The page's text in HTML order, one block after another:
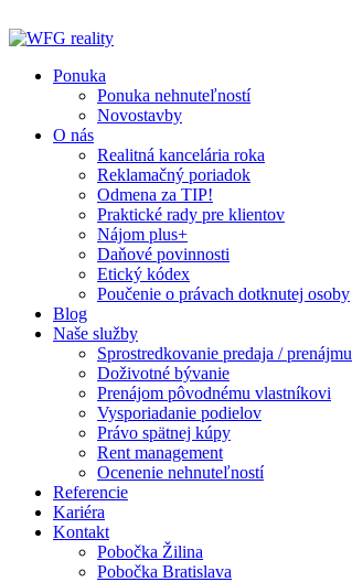
na
Ponuka
Ponuka nehnuteľností
Novostavby
O nás
Realitná kancelária roka
Reklamačný poriadok
Odmena za TIP!
Praktické rady pre klientov
Nájom plus+
Daňové povinnosti
Etický kódex
Poučenie o právach dotknutej osoby
Blog
Naše služby
Sprostredkovanie predaja / prenájmu
Doživotné bývanie
Prenájom pôvodnému vlastníkovi
Vysporiadanie podielov
Právo spätnej kúpy
Rent management
Ocenenie nehnuteľností
Referencie
Kariéra
Kontakt
Pobočka Žilina
Pobočka Bratislava